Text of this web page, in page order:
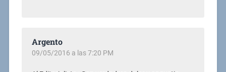
Argento
09/05/2016 a las 7:20 PM